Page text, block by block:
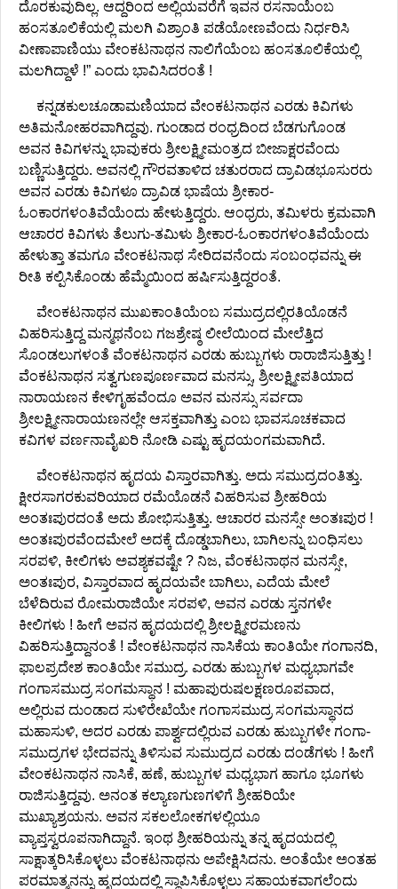
ದೊರಕುವುದಿಲ್ಲ. ಆದ್ದರಿಂದ ಅಲ್ಲಿಯವರೆಗೆ ಇವನ ರಸನಾಯೆಂಬ
ಹಂಸತೂಲಿಕೆಯಲ್ಲಿ ಮಲಗಿ ವಿಶ್ರಾಂತಿ ಪಡೆಯೋಣವೆಂದು ನಿರ್ಧರಿಸಿ
ವೀಣಾಪಾಣಿಯು ವೇಂಕಟನಾಥನ ನಾಲಿಗೆಯೆಂಬ ಹಂಸತೂಲಿಕೆಯಲ್ಲಿ
ಮಲಗಿದ್ದಾಳೆ !” ಎಂದು ಭಾವಿಸಿದರಂತೆ !
ಕನ್ನಡಕುಲಚೂಡಾಮಣಿಯಾದ ವೇಂಕಟನಾಥನ ಎರಡು ಕಿವಿಗಳು
ಅತಿಮನೋಹರವಾಗಿದ್ದವು. ಗುಂಡಾದ ರಂಧ್ರದಿಂದ ಬೆಡಗುಗೊಂಡ
ಅವನ ಕಿವಿಗಳನ್ನು ಭಾವುಕರು ಶ್ರೀಲಕ್ಷ್ಮೀಮಂತ್ರದ ಬೀಜಾಕ್ಷರವೆಂದು
ಬಣ್ಣಿಸುತ್ತಿದ್ದರು. ಅವನಲ್ಲಿ ಗೌರವತಾಳಿದ ಚತುರರಾದ ದ್ರಾವಿಡಭೂಸುರರು
ಅವನ ಎರಡು ಕಿವಿಗಳೂ ದ್ರಾವಿಡ ಭಾಷೆಯ ಶ್ರೀಕಾರ-
ಓಂಕಾರಗಳಂತಿವೆಯೆಂದು ಹೇಳುತ್ತಿದ್ದರು. ಆಂಧ್ರರು, ತಮಿಳರು ಕ್ರಮವಾಗಿ
ಆಚಾರರ ಕಿವಿಗಳು ತೆಲುಗು-ತಮಿಳು ಶ್ರೀಕಾರ-ಓಂಕಾರಗಳಂತಿವೆಯೆಂದು
ಹೇಳುತ್ತಾ ತಮಗೂ ವೇಂಕಟನಾಥ ಸೇರಿದವನೆಂದು ಸಂಬಂಧವನ್ನು ಈ
ರೀತಿ ಕಲ್ಪಿಸಿಕೊಂಡು ಹೆಮ್ಮೆಯಿಂದ ಹರ್ಷಿಸುತ್ತಿದ್ದರಂತೆ.
ವೇಂಕಟನಾಥನ ಮುಖಕಾಂತಿಯೆಂಬ ಸಮುದ್ರದಲ್ಲಿರತಿಯೊಡನೆ
ವಿಹರಿಸುತ್ತಿದ್ದ ಮನ್ಮಥನೆಂಬ ಗಜಶ್ರೇಷ್ಠ ಲೀಲೆಯಿಂದ ಮೇಲೆತ್ತಿದ
ಸೊಂಡಲುಗಳಂತೆ ವೆಂಕಟನಾಥನ ಎರಡು ಹುಬ್ಬುಗಳು ರಾರಾಜಿಸುತ್ತಿತ್ತು !
ವೆಂಕಟನಾಥನ ಸತ್ವಗುಣಪೂರ್ಣವಾದ ಮನಸ್ಸು, ಶ್ರೀಲಕ್ಷ್ಮೀಪತಿಯಾದ
ನಾರಾಯಣನ ಕೇಳಿಗೃಹವೆಂದೂ ಅವನ ಮನಸ್ಸು ಸರ್ವದಾ
ಶ್ರೀಲಕ್ಷ್ಮೀನಾರಾಯಣನಲ್ಲೇ ಆಸಕ್ತವಾಗಿತ್ತು ಎಂಬ ಭಾವಸೂಚಕವಾದ
ಕವಿಗಳ ವರ್ಣನಾವೈಖರಿ ನೋಡಿ ಎಷ್ಟು ಹೃದಯಂಗಮವಾಗಿದೆ.
ವೇಂಕಟನಾಥನ ಹೃದಯ ವಿಸ್ತಾರವಾಗಿತ್ತು. ಅದು ಸಮುದ್ರದಂತಿತ್ತು.
ಕ್ಷೀರಸಾಗರಕುವರಿಯಾದ ರಮೆಯೊಡನೆ ವಿಹರಿಸುವ ಶ್ರೀಹರಿಯ
ಅಂತಃಪುರದಂತೆ ಅದು ಶೋಭಿಸುತ್ತಿತ್ತು. ಆಚಾರರ ಮನಸ್ಸೇ ಅಂತಃಪುರ !
ಅಂತಃಪುರವೆಂದಮೇಲೆ ಅದಕ್ಕೆ ದೊಡ್ಡಬಾಗಿಲು, ಬಾಗಿಲನ್ನು ಬಂಧಿಸಲು
ಸರಪಳಿ, ಕೀಲಿಗಳು ಅವಶ್ಯಕವಷ್ಟೇ ? ನಿಜ, ವೆಂಕಟನಾಥನ ಮನಸ್ಸೇ,
ಅಂತಃಪುರ, ವಿಸ್ತಾರವಾದ ಹೃದಯವೇ ಬಾಗಿಲು, ಎದೆಯ ಮೇಲೆ
ಬೆಳೆದಿರುವ ರೋಮರಾಜಿಯೇ ಸರಪಳಿ, ಅವನ ಎರಡು ಸ್ತನಗಳೇ
ಕೀಲಿಗಳು ! ಹೀಗೆ ಅವನ ಹೃದಯದಲ್ಲಿ ಶ್ರೀಲಕ್ಷ್ಮೀರಮಣನು
ವಿಹರಿಸುತ್ತಿದ್ದಾನಂತೆ ! ವೇಂಕಟನಾಥನ ನಾಸಿಕೆಯ ಕಾಂತಿಯೇ ಗಂಗಾನದಿ,
ಫಾಲಪ್ರದೇಶ ಕಾಂತಿಯೇ ಸಮುದ್ರ. ಎರಡು ಹುಬ್ಬುಗಳ ಮಧ್ಯಭಾಗವೇ
ಗಂಗಾಸಮುದ್ರ ಸಂಗಮಸ್ಥಾನ ! ಮಹಾಪುರುಷಲಕ್ಷಣರೂಪವಾದ,
ಅಲ್ಲಿರುವ ದುಂಡಾದ ಸುಳಿರೇಖೆಯೇ ಗಂಗಾಸಮುದ್ರ ಸಂಗಮಸ್ಥಾನದ
ಮಹಾಸುಳಿ, ಅದರ ಎರಡು ಪಾರ್ಶ್ವದಲ್ಲಿರುವ ಎರಡು ಹುಬ್ಬುಗಳೇ ಗಂಗಾ-
ಸಮುದ್ರಗಳ ಭೇದವನ್ನು ತಿಳಿಸುವ ಸುಮುದ್ರದ ಎರಡು ದಂಡೆಗಳು ! ಹೀಗೆ
ವೇಂಕಟನಾಥನ ನಾಸಿಕೆ, ಹಣೆ, ಹುಬ್ಬುಗಳ ಮಧ್ಯಭಾಗ ಹಾಗೂ ಭೂಗಳು
ರಾಜಿಸುತ್ತಿದ್ದವು. ಅನಂತ ಕಲ್ಯಾಣಗುಣಗಳಿಗೆ ಶ್ರೀಹರಿಯೇ
ಮುಖ್ಯಾಶ್ರಯನು. ಅವನ ಸಕಲಲೋಕಗಳಲ್ಲಿಯೂ
ವ್ಯಾಪ್ತಸ್ವರೂಪನಾಗಿದ್ದಾನೆ. ಇಂಥ ಶ್ರೀಹರಿಯನ್ನು ತನ್ನ ಹೃದಯದಲ್ಲಿ
ಸಾಕ್ಷಾತ್ಕರಿಸಿಕೊಳ್ಳಲು ವೆಂಕಟನಾಥನು ಅಪೇಕ್ಷಿಸಿದನು. ಅಂತೆಯೇ ಅಂತಹ
ಪರಮಾತ್ಮನನ್ನು ಹೃದಯದಲ್ಲಿ ಸ್ಥಾಪಿಸಿಕೊಳ್ಳಲು ಸಹಾಯಕವಾಗಲೆಂದು